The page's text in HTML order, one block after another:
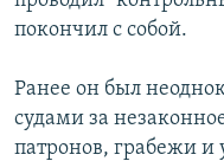
покончил с собой.
Ранее он был
судами за
патронов, грабежи и